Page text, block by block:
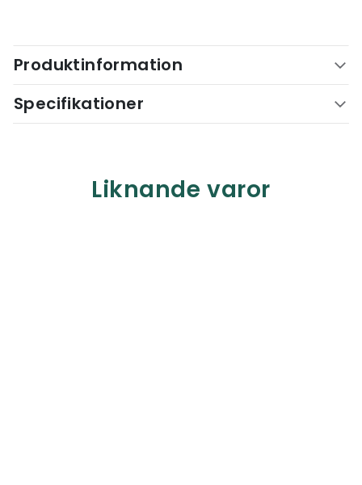
Produktinformation
Specifikationer
Liknande varor